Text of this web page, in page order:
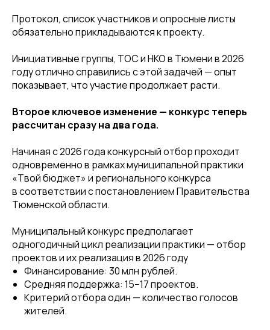
Протокол, список участников и опросные листы
обязательно прикладываются к проекту.
Инициативные группы, ТОС и НКО в Тюмени в 2026
году отлично справились с этой задачей — опыт
показывает, что участие продолжает расти.
Второе ключевое изменение — конкурс теперь
рассчитан сразу на два года.
Начиная с 2026 года конкурсный отбор проходит
одновременно в рамках муниципальной практики
«Твой бюджет» и регионального конкурса
в соответствии с постановлением Правительства
Тюменской области.
Муниципальный конкурс предполагает
одногодичный цикл реализации практики — отбор
проектов и их реализация в 2026 году
Финансирование: 30 млн рублей.
Средняя поддержка: 15−17 проектов.
Критерий отбора один — количество голосов
жителей.